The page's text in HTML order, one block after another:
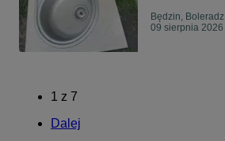
Będzin, Boleradz
09 sierpnia 2026
1 z 7
Dalej